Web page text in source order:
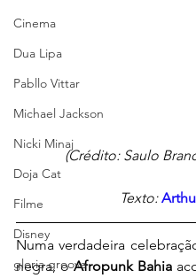
Cinema
Dua Lipa
Pabllo Vittar
Michael Jackson
Nicki Minaj
Doja Cat
Filme
Disney
gloria groove
(Crédito: Saulo
Texto:
Numa verdadeira
negra, o Afropunk Bahia